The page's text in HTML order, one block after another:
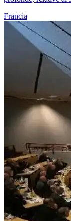
Francia